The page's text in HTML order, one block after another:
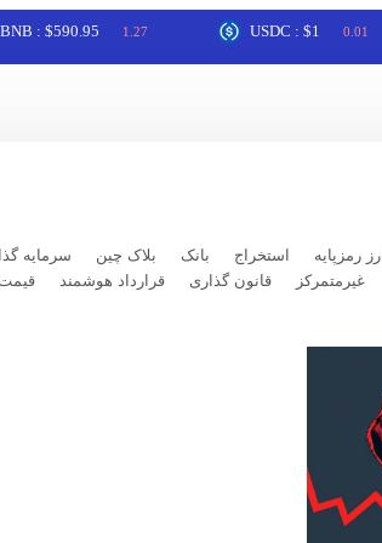
1.27 USDC : $1 0.01
ارز رمزپایه استخراج بانک بلاک چین سرمایه
غیرمتمرکز قانون گذاری قرارداد هوشمند